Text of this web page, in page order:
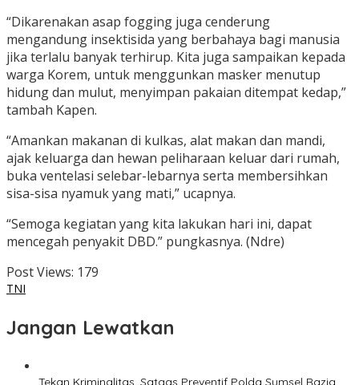
“Dikarenakan asap fogging juga cenderung
mengandung insektisida yang berbahaya bagi manusia
jika terlalu banyak terhirup. Kita juga sampaikan kepada
warga Korem, untuk menggunkan masker menutup
hidung dan mulut, menyimpan pakaian ditempat kedap,”
tambah Kapen.
“Amankan makanan di kulkas, alat makan dan mandi,
ajak keluarga dan hewan peliharaan keluar dari rumah,
buka ventelasi selebar-lebarnya serta membersihkan
sisa-sisa nyamuk yang mati,” ucapnya.
“Semoga kegiatan yang kita lakukan hari ini, dapat
mencegah penyakit DBD.” pungkasnya. (Ndre)
Post Views: 179
TNI
Jangan Lewatkan
Tekan Kriminalitas, Satgas Preventif Polda Sumsel Razia